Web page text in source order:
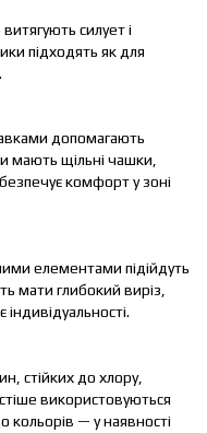
силует і
підходять як для
допомагають
мають щільні чашки,
комфорт у зоні
елементами підійдуть
мати глибокий виріз,
стійких до хлору,
використовуються
кольорів — у наявності